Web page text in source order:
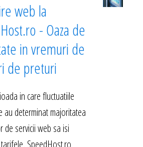
web la
- Oaza de
in vremuri de
de preturi
in care fluctuatiile
au determinat majoritatea
de servicii web sa isi